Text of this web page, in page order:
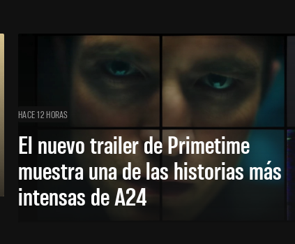
HACE 12 HORAS
El nuevo trailer de Primetime
muestra una de las historias más
intensas de A24